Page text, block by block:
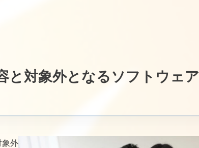
と対象外となるソフトウェア
象外